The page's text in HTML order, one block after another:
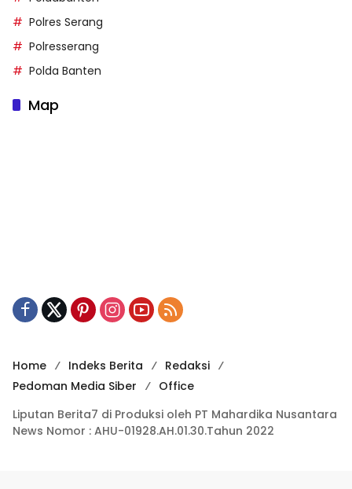
Polres Serang
Polresserang
Polda Banten
Map
Home Indeks Berita
Redaksi
Pedoman Media Siber
Office
Liputan Berita7 di Produksi oleh PT Mahardika Nusantara
News Nomor : AHU-01928.AH.01.30.Tahun 2022